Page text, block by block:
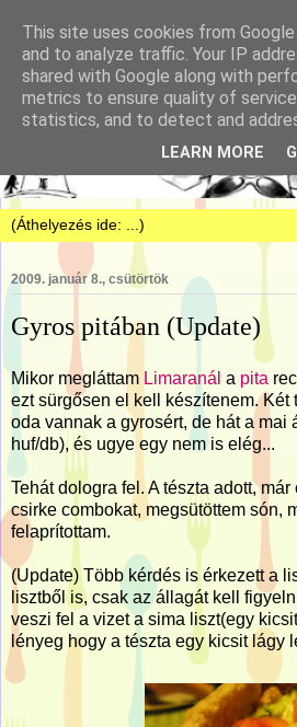
2009. január 8., csütörtök
Gyros pitában (Update)
Mikor megláttam Limaranál a pita
ezt sürgősen el kell készítenem. Két
oda vannak a gyrosért, de hát a mai
huf/db), és ugye egy nem is elég...
Tehát dologra fel. A tészta adott,
csirke combokat, megsütöttem són,
felaprítottam.
(Update) Több kérdés is érkezett a
lisztből is, csak az állagát kell
veszi fel a vizet a sima liszt(egy
lényeg hogy a tészta egy kicsit lágy
This site uses cookies from
and to analyze traffic. Your IP
shared with Google along with
metrics to ensure quality of
statistics, and to detect and
LEARN MORE